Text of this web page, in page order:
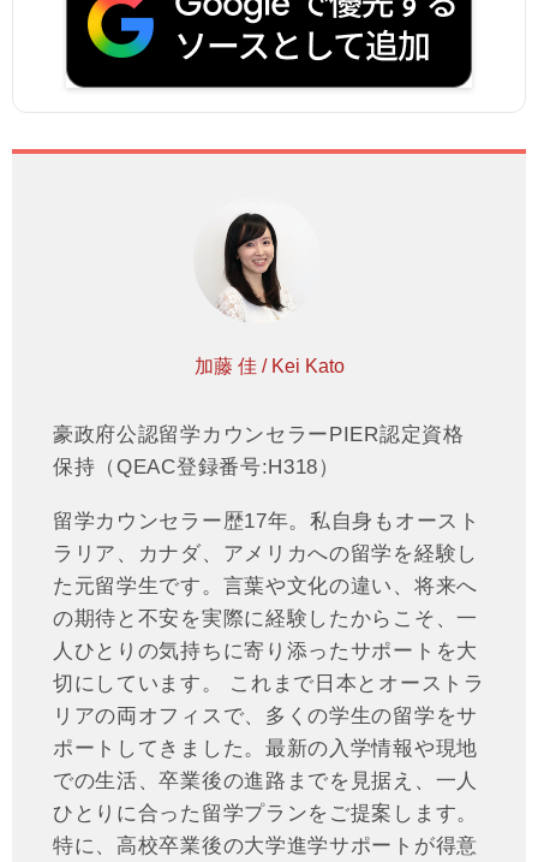
加藤 佳 / Kei Kato
豪政府公認留学カウンセラーPIER認定資格
保持（QEAC登録番号:H318）
留学カウンセラー歴17年。私自身もオースト
ラリア、カナダ、アメリカへの留学を経験し
た元留学生です。言葉や文化の違い、将来へ
の期待と不安を実際に経験したからこそ、一
人ひとりの気持ちに寄り添ったサポートを大
切にしています。 これまで日本とオーストラ
リアの両オフィスで、多くの学生の留学をサ
ポートしてきました。最新の入学情報や現地
での生活、卒業後の進路までを見据え、一人
ひとりに合った留学プランをご提案します。
特に、高校卒業後の大学進学サポートが得意